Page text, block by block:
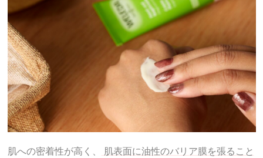
肌への密着性が高く、
肌表面に油性のバリア膜を張ること